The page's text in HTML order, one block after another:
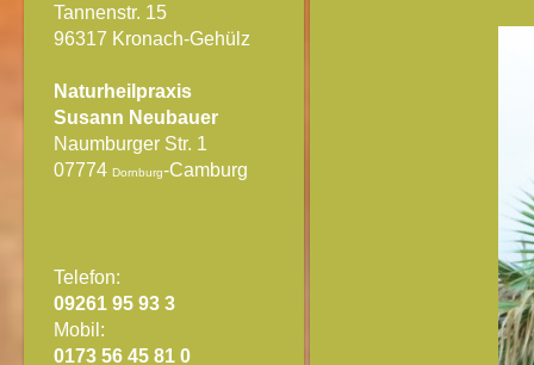
Tannenstr. 15
96317 Kronach-Gehülz
Naturheilpraxis
Susann Neubauer
Naumburger Str. 1
07774 Dornburg-Camburg
Telefon:
09261 95 93 3
Mobil:
0173 56 45 81 0